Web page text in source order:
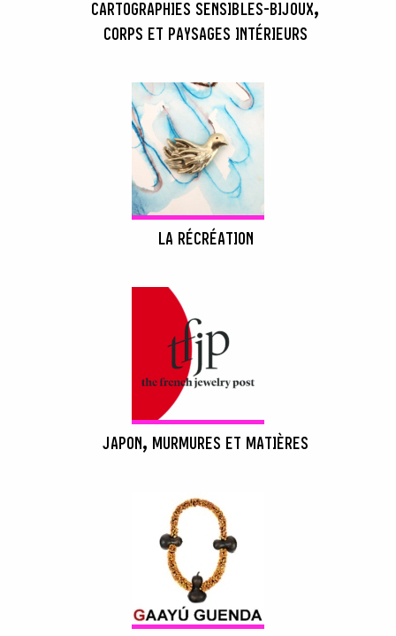
CARTOGRAPHIES SENSIBLES-BIJOUX,
CORPS ET PAYSAGES INTÉRIEURS
LA RÉCRÉATION
JAPON, MURMURES ET MATIÈRES